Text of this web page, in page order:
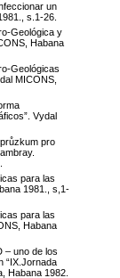
un
s.1-26.
Geológica y
Habana
Geológicas
MICONS,
Vydal
pro
para las
1981., s,1-
para las
Habana
– uno de los
“IX.Jornada
Habana 1982.